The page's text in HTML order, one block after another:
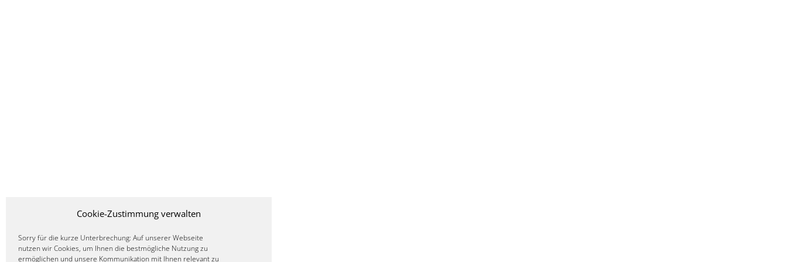
Cookie-Zustimmung verwalten
Sorry für die kurze Unterbrechung: Auf unserer Webseite
nutzen wir Cookies, um Ihnen die bestmögliche Nutzung zu
ermöglichen und unsere Kommunikation mit Ihnen relevant zu